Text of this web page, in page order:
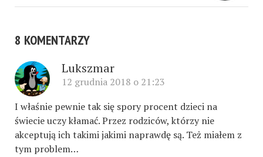
8 KOMENTARZY
Lukszmar
12 grudnia 2018 o 21:23
I właśnie pewnie tak się spory procent dzieci na
świecie uczy kłamać. Przez rodziców, którzy nie
akceptują ich takimi jakimi naprawdę są. Też miałem z
tym problem…